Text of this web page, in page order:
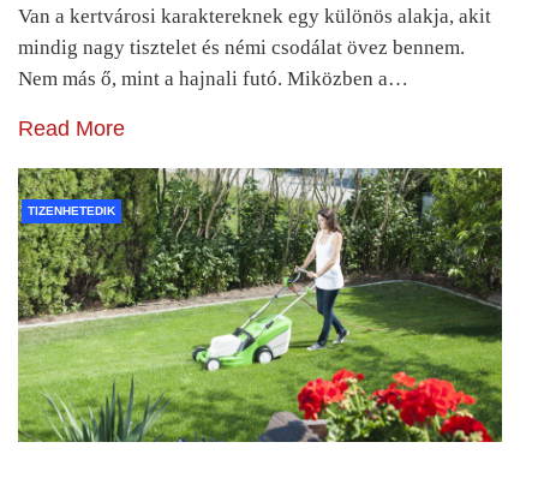
Van a kertvárosi karaktereknek egy különös alakja, akit
mindig nagy tisztelet és némi csodálat övez bennem.
Nem más ő, mint a hajnali futó. Miközben a…
Read More
TIZENHETEDIK